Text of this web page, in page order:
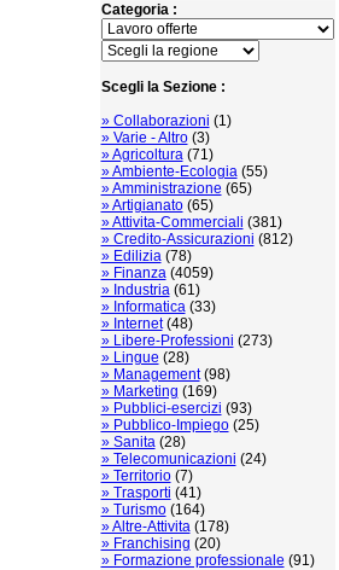
Categoria :
Scegli la Sezione :
» Collaborazioni (1)
» Varie - Altro(3)
» Agricoltura(71)
» Ambiente-Ecologia(55)
» Amministrazione (65)
» Artigianato(65)
» Attivita-Commerciali (381)
» Credito-Assicurazioni (812)
» Edilizia(78)
» Finanza(4059)
» Industria(61)
» Informatica(33)
» Internet(48)
» Libere-Professioni (273)
» Lingue (28)
» Management(98)
» Marketing (169)
» Pubblici-esercizi (93)
» Pubblico-Impiego(25)
» Sanita(28)
» Telecomunicazioni (24)
» Territorio(7)
» Trasporti (41)
» Turismo(164)
» Altre-Attivita(178)
» Franchising (20)
» Formazione professionale (91)